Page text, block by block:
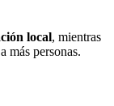
local, mientras
más personas.